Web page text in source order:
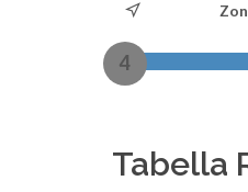
4
Tabella